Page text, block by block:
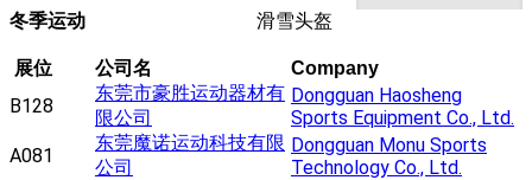
冬季运动 滑雪头盔
展位 公司名 Company
B128
东莞市豪胜运动器材有
限公司
Dongguan Haosheng
Sports Equipment Co., Ltd.
A081
东莞魔诺运动科技有限
公司
Dongguan Monu Sports
Technology Co., Ltd.